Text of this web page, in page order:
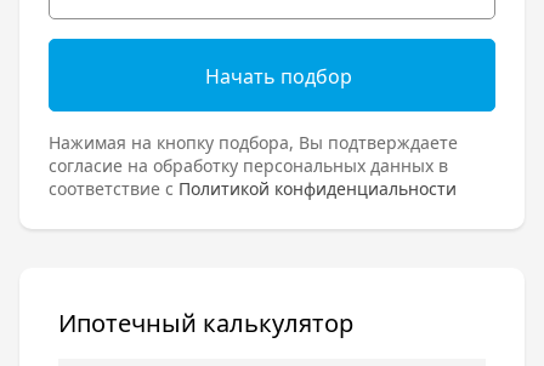
Начать подбор
Нажимая на кнопку подбора, Вы подтверждаете
согласие на обработку персональных данных в
соответствие с Политикой конфиденциальности
Ипотечный калькулятор